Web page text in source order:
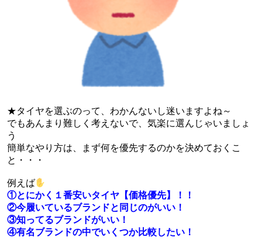
★タイヤを選ぶのって、わかんないし迷いますよね～
でもあんまり難しく考えないで、気楽に選んじゃいましょ
う
簡単なやり方は、まず何を優先するのかを決めておくこ
と・・・
例えば
①とにかく１番安いタイヤ【価格優先】！！
②今履いているブランドと同じのがいい！
③知ってるブランドがいい！
④有名ブランドの中でいくつか比較したい！